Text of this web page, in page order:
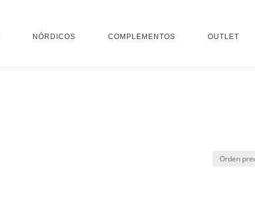
NÓRDICOS COMPLEMENTOS OUTLET